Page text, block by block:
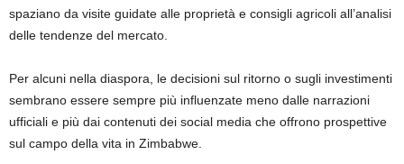
spaziano da visite guidate alle proprietà e consigli agricoli all’analisi
delle tendenze del mercato.
Per alcuni nella diaspora, le decisioni sul ritorno o sugli investimenti
sembrano essere sempre più influenzate meno dalle narrazioni
ufficiali e più dai contenuti dei social media che offrono prospettive
sul campo della vita in Zimbabwe.